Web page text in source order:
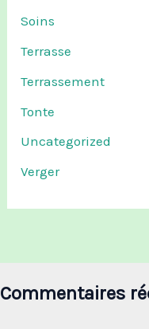
Soins
Terrasse
Terrassement
Tonte
Uncategorized
Verger
Commentaires